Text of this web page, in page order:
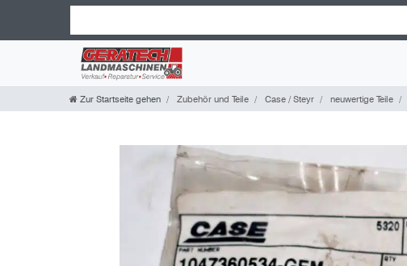
Zur Startseite gehen Zubehör und Teile Case / Steyr neuwertige Teile